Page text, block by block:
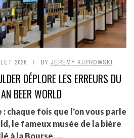
2026 BY JÉRÉMY KUPROWSKI
DÉPLORE LES ERREURS DU
BEER WORLD
chaque fois que l'on vous parle
le fameux musée de la bière
à la Bourse, ...